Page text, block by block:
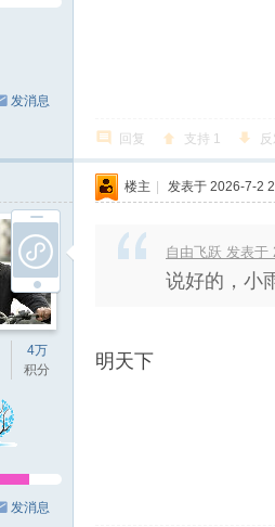
发消息
回复 支持 1
4万
积分
发消息
楼主 | 发表于 2026-7-2
自由飞跃 发表于
说好的，小
明天下